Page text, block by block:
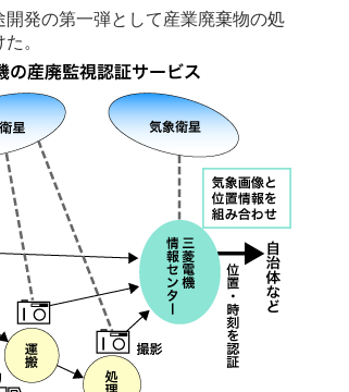
発の第一弾として産業廃棄物の処
。